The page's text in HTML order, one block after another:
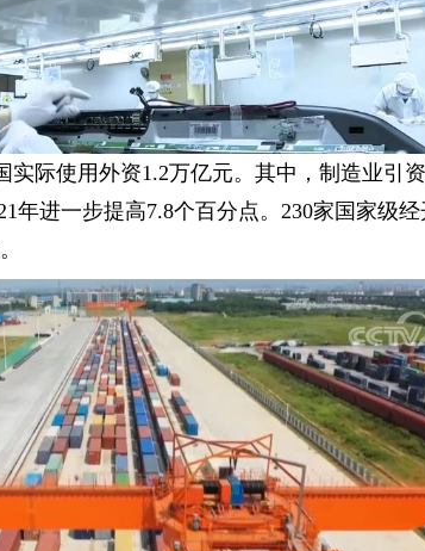
实际使用外资1.2万亿元。其中，制造业引
年进一步提高7.8个百分点。230家国家级经